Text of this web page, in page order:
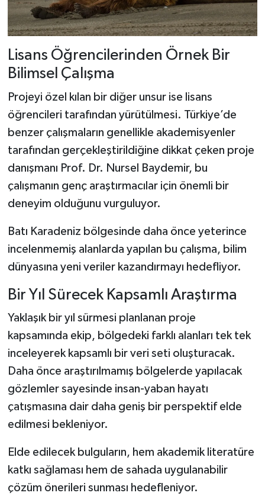
Lisans Öğrencilerinden Örnek Bir
Bilimsel Çalışma
Projeyi özel kılan bir diğer unsur ise lisans
öğrencileri tarafından yürütülmesi. Türkiye’de
benzer çalışmaların genellikle akademisyenler
tarafından gerçekleştirildiğine dikkat çeken proje
danışmanı Prof. Dr. Nursel Baydemir, bu
çalışmanın genç araştırmacılar için önemli bir
deneyim olduğunu vurguluyor.
Batı Karadeniz bölgesinde daha önce yeterince
incelenmemiş alanlarda yapılan bu çalışma, bilim
dünyasına yeni veriler kazandırmayı hedefliyor.
Bir Yıl Sürecek Kapsamlı Araştırma
Yaklaşık bir yıl sürmesi planlanan proje
kapsamında ekip, bölgedeki farklı alanları tek tek
inceleyerek kapsamlı bir veri seti oluşturacak.
Daha önce araştırılmamış bölgelerde yapılacak
gözlemler sayesinde insan-yaban hayatı
çatışmasına dair daha geniş bir perspektif elde
edilmesi bekleniyor.
Elde edilecek bulguların, hem akademik literatüre
katkı sağlaması hem de sahada uygulanabilir
çözüm önerileri sunması hedefleniyor.